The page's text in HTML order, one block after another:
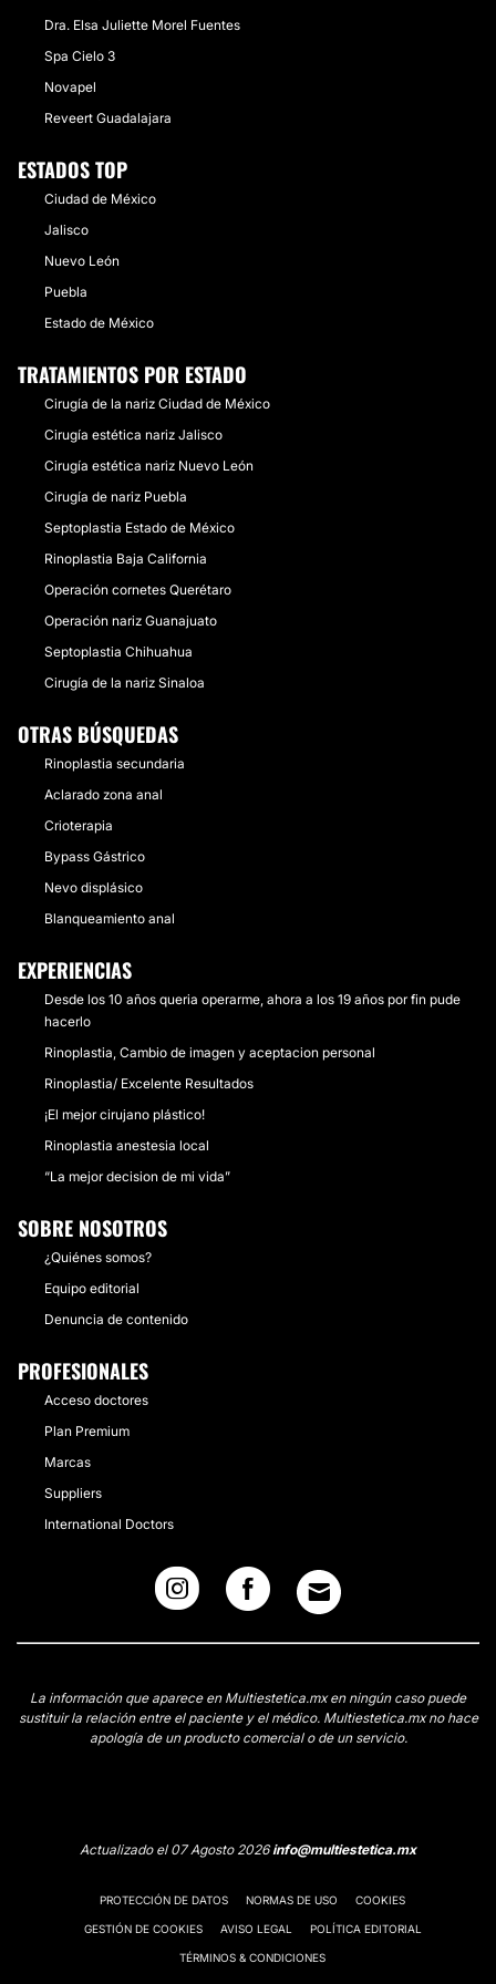
Dra. Elsa Juliette Morel Fuentes
Spa Cielo 3
Novapel
Reveert Guadalajara
ESTADOS TOP
Ciudad de México
Jalisco
Nuevo León
Puebla
Estado de México
TRATAMIENTOS POR ESTADO
Cirugía de la nariz Ciudad de México
Cirugía estética nariz Jalisco
Cirugía estética nariz Nuevo León
Cirugía de nariz Puebla
Septoplastia Estado de México
Rinoplastia Baja California
Operación cornetes Querétaro
Operación nariz Guanajuato
Septoplastia Chihuahua
Cirugía de la nariz Sinaloa
OTRAS BÚSQUEDAS
Rinoplastia secundaria
Aclarado zona anal
Crioterapia
Bypass Gástrico
Nevo displásico
Blanqueamiento anal
EXPERIENCIAS
Desde los 10 años queria operarme, ahora a los 19 años por fin pude
hacerlo
Rinoplastia, Cambio de imagen y aceptacion personal
Rinoplastia/ Excelente Resultados
¡El mejor cirujano plástico!
Rinoplastia anestesia local
“La mejor decision de mi vida”
SOBRE NOSOTROS
¿Quiénes somos?
Equipo editorial
Denuncia de contenido
PROFESIONALES
Acceso doctores
Plan Premium
Marcas
Suppliers
International Doctors
La información que aparece en Multiestetica.mx en ningún caso puede
sustituir la relación entre el paciente y el médico. Multiestetica.mx no hace
apología de un producto comercial o de un servicio.
Actualizado el 07 Agosto 2026info@multiestetica.mx
PROTECCIÓN DE DATOS NORMAS DE USO COOKIES
GESTIÓN DE COOKIES AVISO LEGAL POLÍTICA EDITORIAL
TÉRMINOS & CONDICIONES